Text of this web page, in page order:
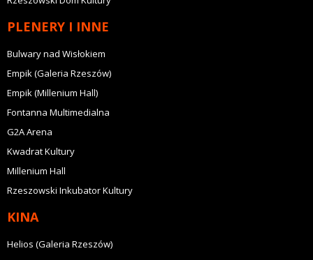
PLENERY I INNE
Bulwary nad Wisłokiem
Empik (Galeria Rzeszów)
Empik (Millenium Hall)
Fontanna Multimedialna
G2A Arena
Kwadrat Kultury
Millenium Hall
Rzeszowski Inkubator Kultury
KINA
Helios (Galeria Rzeszów)